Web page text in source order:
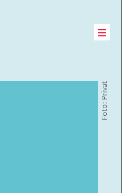
Foto: Privat